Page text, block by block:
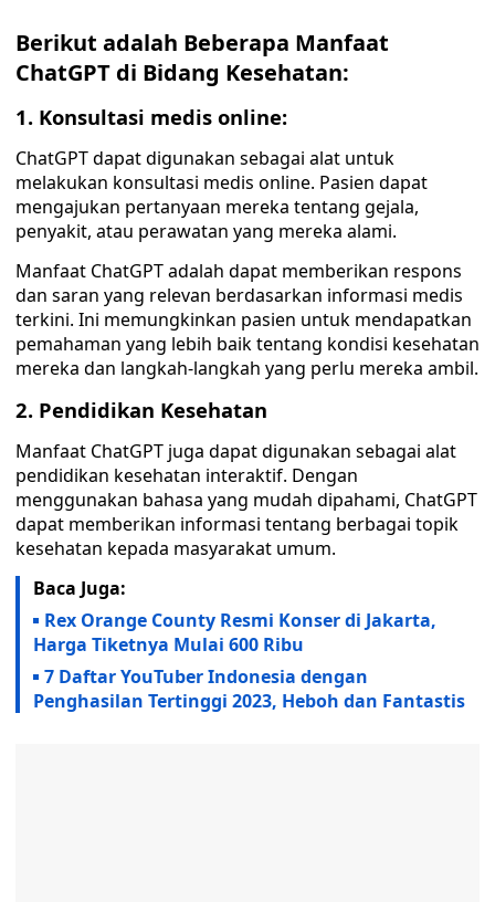
Berikut adalah Beberapa Manfaat
ChatGPT di Bidang Kesehatan:
1. Konsultasi medis online:
ChatGPT dapat digunakan sebagai alat untuk
melakukan konsultasi medis online. Pasien dapat
mengajukan pertanyaan mereka tentang gejala,
penyakit, atau perawatan yang mereka alami.
Manfaat ChatGPT adalah dapat memberikan respons
dan saran yang relevan berdasarkan informasi medis
terkini. Ini memungkinkan pasien untuk mendapatkan
pemahaman yang lebih baik tentang kondisi kesehatan
mereka dan langkah-langkah yang perlu mereka ambil.
2. Pendidikan Kesehatan
Manfaat ChatGPT juga dapat digunakan sebagai alat
pendidikan kesehatan interaktif. Dengan
menggunakan bahasa yang mudah dipahami, ChatGPT
dapat memberikan informasi tentang berbagai topik
kesehatan kepada masyarakat umum.
Baca Juga:
Rex Orange County Resmi Konser di Jakarta,
Harga Tiketnya Mulai 600 Ribu
7 Daftar YouTuber Indonesia dengan
Penghasilan Tertinggi 2023, Heboh dan Fantastis